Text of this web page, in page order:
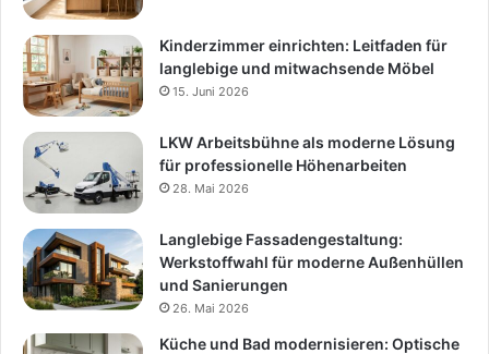
Kinderzimmer einrichten: Leitfaden für
langlebige und mitwachsende Möbel
15. Juni 2026
LKW Arbeitsbühne als moderne Lösung
für professionelle Höhenarbeiten
28. Mai 2026
Langlebige Fassadengestaltung:
Werkstoffwahl für moderne Außenhüllen
und Sanierungen
26. Mai 2026
Küche und Bad modernisieren: Optische